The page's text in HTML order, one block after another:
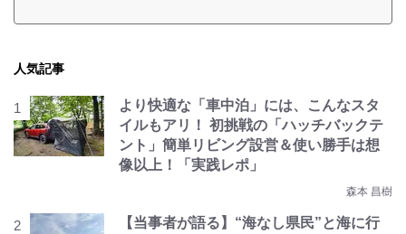
人気記事
より快適な「車中泊」には、こんなスタ
イルもアリ！ 初挑戦の「ハッチバックテ
ント」簡単リビング設営＆使い勝手は想
像以上！「実践レポ」
森本 昌樹
【当事者が語る】“海なし県民”と海に行